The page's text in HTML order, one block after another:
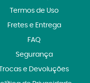
Termos de Uso
Fretes e Entrega
FAQ
Segurança
e Devoluções